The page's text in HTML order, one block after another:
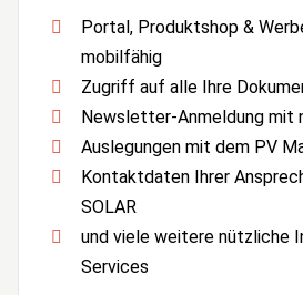
Portal, Produktshop &
mobilfähig
Zugriff auf alle Ihre
Newsletter-Anmeldung mit
Auslegungen mit dem PV
Kontaktdaten Ihrer
SOLAR
und viele weitere nützliche
Services